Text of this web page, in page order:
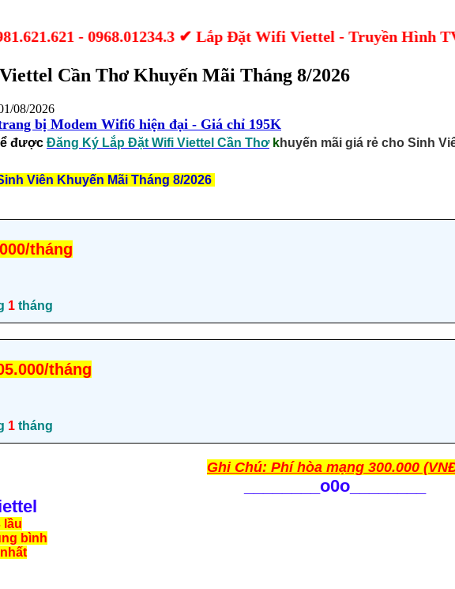
- 0968.01234.3 ✔ Lắp Đặt Wifi Viettel - Truyền Hình TV360
Cần Thơ Khuyến Mãi Tháng 8/2026
08/2026
bị Modem Wifi6 hiện đại - Giá chỉ 195K
được Đăng Ký Lắp Đặt Wifi Viettel Cần Thơkhuyến mãi giá rẻ cho Sinh
Viên Khuyến Mãi Tháng 8/2026
tháng
1 tháng
tháng
1 tháng
Ghi Chú: Phí hòa mạng 300.000
o0o________
lầu
bình